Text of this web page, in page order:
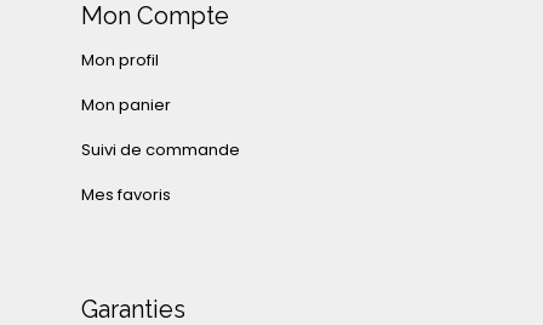
Mon Compte
Mon profil
Mon panier
Suivi de commande
Mes favoris
Garanties